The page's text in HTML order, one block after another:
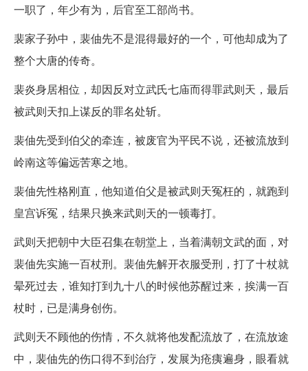
一职了，年少有为，后官至工部尚书。
裴家子孙中，裴伷先不是混得最好的一个，可他却成为了
整个大唐的传奇。
裴炎身居相位，却因反对立武氏七庙而得罪武则天，最后
被武则天扣上谋反的罪名处斩。
裴伷先受到伯父的牵连，被废官为平民不说，还被流放到
岭南这等偏远苦寒之地。
裴伷先性格刚直，他知道伯父是被武则天冤枉的，就跑到
皇宫诉冤，结果只换来武则天的一顿毒打。
武则天把朝中大臣召集在朝堂上，当着满朝文武的面，对
裴伷先实施一百杖刑。裴伷先解开衣服受刑，打了十杖就
晕死过去，谁知打到九十八的时候他苏醒过来，挨满一百
杖时，已是满身创伤。
武则天不顾他的伤情，不久就将他发配流放了，在流放途
中，裴伷先的伤口得不到治疗，发展为疮痍遍身，眼看就